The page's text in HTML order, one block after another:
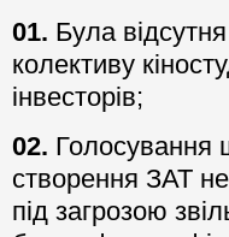
01. Була
колективу
інвесторів;
02. Голосування
створення ЗАТ
під загрозою